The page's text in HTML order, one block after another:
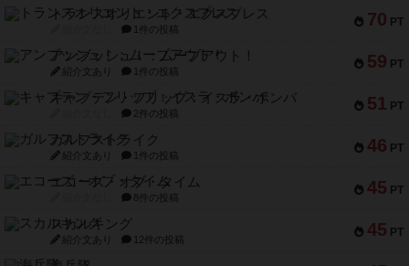
70 PT
トランスオリエント・エクスプレス
1件の投稿
59 PT
アンブッシュ！：ムーブアウト！
紹介文あり 1件の投稿
51 PT
キャプテン・フリップ：イスラ・ボンバ
2件の投稿
46 PT
ガルフストライク
紹介文あり 1件の投稿
45 PT
エコーズ・オブ・タイム
8件の投稿
45 PT
スカルキング
紹介文あり 12件の投稿